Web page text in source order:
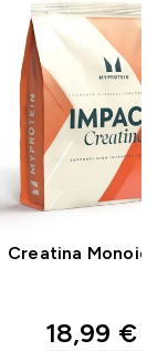
Creatina
18,99 €‎